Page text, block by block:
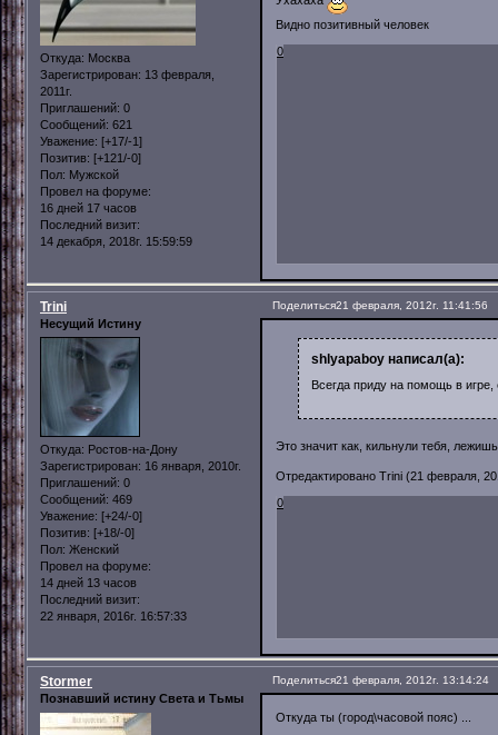
Откуда: Москва
Зарегистрирован: 13 февраля,
2011г.
Приглашений: 0
Сообщений: 621
Уважение: [+17/-1]
Позитив: [+121/-0]
Пол: Мужской
Провел на форуме:
16 дней 17 часов
Последний визит:
14 декабря, 2018г. 15:59:59
Видно позитивный человек
0
Поделиться21 февраля, 2012г. 11:41:56
Trini
Несущий Истину
Откуда: Ростов-на-Дону
Зарегистрирован: 16 января, 2010г.
Приглашений: 0
Сообщений: 469
Уважение: [+24/-0]
Позитив: [+18/-0]
Пол: Женский
Провел на форуме:
14 дней 13 часов
Последний визит:
22 января, 2016г. 16:57:33
shlyapaboy написал(а):
Всегда приду на помощь в игре,
Это значит как, кильнули тебя,
Отредактировано Trini (21 февраля,
0
Поделиться21 февраля, 2012г. 13:14:24
Stormer
Познавший истину Света и Тьмы
Откуда ты (город\часовой пояс) ...